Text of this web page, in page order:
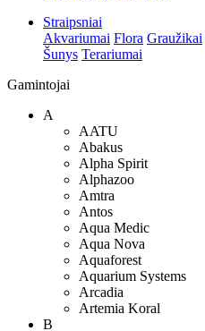
Straipsniai
Akvariumai Flora Graužikai
Šunys Terariumai
Gamintojai
A
AATU
Abakus
Alpha Spirit
Alphazoo
Amtra
Antos
Aqua Medic
Aqua Nova
Aquaforest
Aquarium Systems
Arcadia
Artemia Koral
B